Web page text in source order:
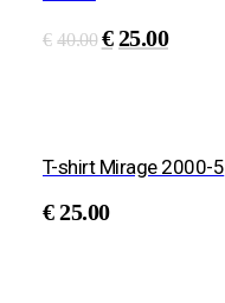
€ 40.00 € 25.00
T-shirt Mirage 2000-5
€ 25.00